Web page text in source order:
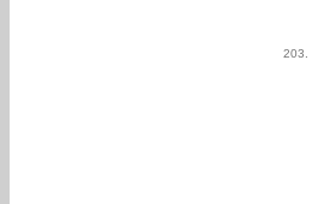
203.